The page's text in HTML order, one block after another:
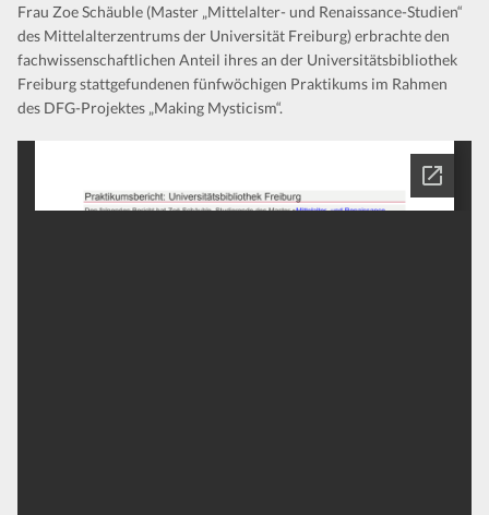
Mitteilungen
Frau Zoe Schäuble (Master „Mittelalter- und Renaissance-Studien“
des Mittelalterzentrums der Universität Freiburg) erbrachte den
fachwissenschaftlichen Anteil ihres an der Universitätsbibliothek
Freiburg stattgefundenen fünfwöchigen Praktikums im Rahmen
des DFG-Projektes „Making Mysticism“.